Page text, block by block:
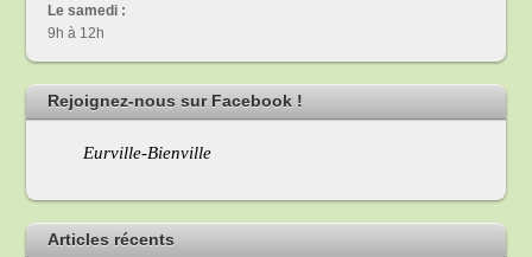
Le samedi :
9h à 12h
Rejoignez-nous sur Facebook !
Eurville-Bienville
Articles récents